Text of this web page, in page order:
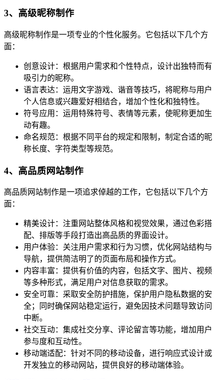
3、高级昵称制作
高级昵称制作是一项专业的个性化服务。它包括以下几个方
面：
创意设计：根据用户需求和个性特点，设计出独特而有
吸引力的昵称。
语言表达：运用文字游戏、谐音等技巧，将昵称与用户
个人信息或兴趣爱好相结合，增加个性化和独特性。
符号应用：运用特殊符号、表情等元素，使昵称更加生
动有趣。
命名规范：根据不同平台的规定和限制，制定合适的昵
称长度、字符类型等规范。
4、高品质网站制作
高品质网站制作是一项追求倬越的工作，它包括以下几个方
面：
精美设计：注重网站整体风格和视觉效果，通过色彩搭
配、排版等手段打造出高品质的界面设计。
用户体验：关注用户需求和行为习惯，优化网站结构与
导航，提供简洁明了的页面布局和操作方式。
内容丰富：提供有价值的内容，包括文字、图片、视频
等多种形式，满足用户对信息获取的需求。
安全可靠：采取安全防护措施，保护用户隐私数据的安
全；同时确保网站稳定运行，避免因技术问题导致访问
中断。
社交互动：集成社交分享、评论留言等功能，增加用户
参与度和互动性。
移动端适配：针对不同的移动设备，进行响应式设计或
开发独立的移动网站，提供良好的移动端体验。